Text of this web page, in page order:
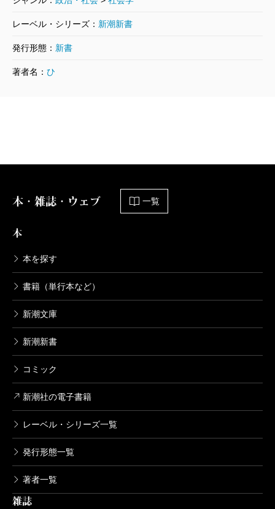
レーベル・シリーズ： 新潮新書
発行形態： 新書
著者名： ひ
本・雑誌・ウェブ 一覧
本
本を探す
書籍（単行本など）
新潮文庫
新潮新書
コミック
新潮社の電子書籍
レーベル・シリーズ一覧
発行形態一覧
著者一覧
雑誌